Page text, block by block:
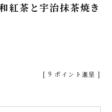
紅茶と宇治抹茶焼き
[ 9 ポイント進呈 ]